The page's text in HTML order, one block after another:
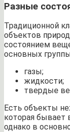
Разные
Традиционной
объектов
состоянием
основных
газы;
жидкости;
твердые
Есть объекты
которая бывает
однако в